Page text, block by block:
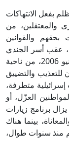
بفعل الانتهاكات
والمعتقلين، من
والقوانين
عقب أسر الجندي
الإسرائيلي جلعاد شاليط بتاريخ 25 حزيران/يونيو 2006، من ناحية
للتعذيب والتضييق
إسرائيلية متطرفة،
العزّل، أو
برنامج زيارات
بينما هناك
منذ سنوات طوال،